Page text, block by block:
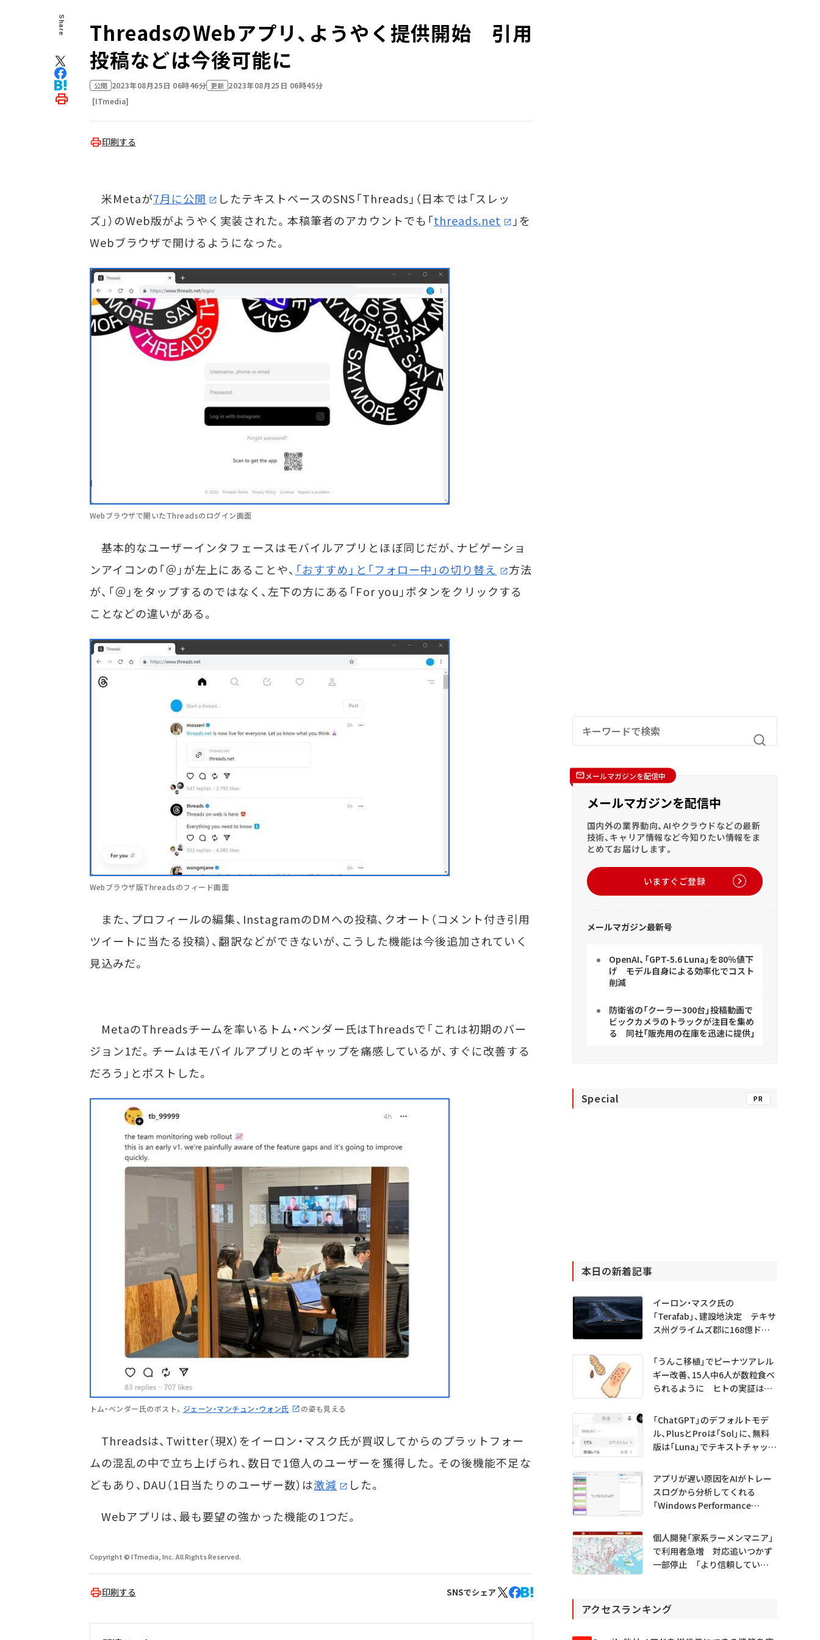
Share
ThreadsのWebアプリ、ようやく提供開始 引用
投稿などは今後可能に
公開 2023年08月25日 06時46分 更新 2023年08月25日 06時45分
[ITmedia]
印刷する
米Metaが7月に公開
したテキストベースのSNS「Threads」（日本では「スレッ
ズ」）のWeb版がようやく実装された。本稿筆者のアカウントでも「threads.net
」を
Webブラウザで開けるようになった。
Webブラウザで開いたThreadsのログイン画面
基本的なユーザーインタフェースはモバイルアプリとほぼ同じだが、ナビゲーショ
ンアイコンの「＠」が左上にあることや、 「おすすめ」と「フォロー中」の切り替え
方法
が、「＠」をタップするのではなく、左下の方にある「For you」ボタンをクリックする
ことなどの違いがある。
Webブラウザ版Threadsのフィード画面
また、プロフィールの編集、InstagramのDMへの投稿、クオート（コメント付き引用
ツイートに当たる投稿）、翻訳などができないが、こうした機能は今後追加されていく
見込みだ。
MetaのThreadsチームを率いるトム・ベンダー氏はThreadsで「これは初期のバー
ジョン1だ。チームはモバイルアプリとのギャップを痛感しているが、すぐに改善する
だろう」とポストした。
トム・ベンダー氏のポスト。 ジェーン・マンチュン・ウォン氏 の姿も見える
Threadsは、Twitter（現X）をイーロン・マスク氏が買収してからのプラットフォー
ムの混乱の中で立ち上げられ、数日で1億人のユーザーを獲得した。その後機能不足な
どもあり、DAU（1日当たりのユーザー数）は激減
した。
Webアプリは、最も要望の強かった機能の1つだ。
Copyright © ITmedia, Inc. All Rights Reserved.
印刷する SNSでシェア
メールマガジンを配信中
メールマガジンを配信中
国内外の業界動向、AIやクラウドなどの最新
技術、キャリア情報など今知りたい情報をま
とめてお届けします。
いますぐご登録
メールマガジン最新号
OpenAI、「GPT-5.6 Luna」を80％値下
げ モデル自身による効率化でコスト
削減
防衛省の「クーラー300台」投稿動画で
ビックカメラのトラックが注目を集め
る 同社「販売用の在庫を迅速に提供」
Special PR
本日の新着記事
イーロン・マスク氏の
「Terafab」、建設地決定 テキサ
ス州グライムズ郡に168億ドル
「うんこ移植」でピーナツアレル
ギー改善、15人中6人が数粒食べ
られるように ヒトの実証は
「ChatGPT」のデフォルトモデ
ル、PlusとProは「Sol」に、無料
版は「Luna」でテキストチャット
アプリが遅い原因をAIがトレー
スログから分析してくれる
「Windows Performance
プレビュー公開
個人開発「家系ラーメンマニア」
で利用者急増 対応追いつかず
一部停止 「より信頼していた
アクセスランキング